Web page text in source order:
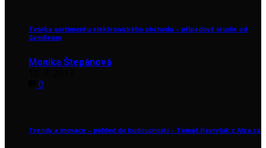
Tvorba sortimentu elektronického obchodu – případová studie od
GymBeam
Monika Štepánová
0
Trendy a inovace – pohled do budoucnosti – Tomáš Havryluk z Alza.cz